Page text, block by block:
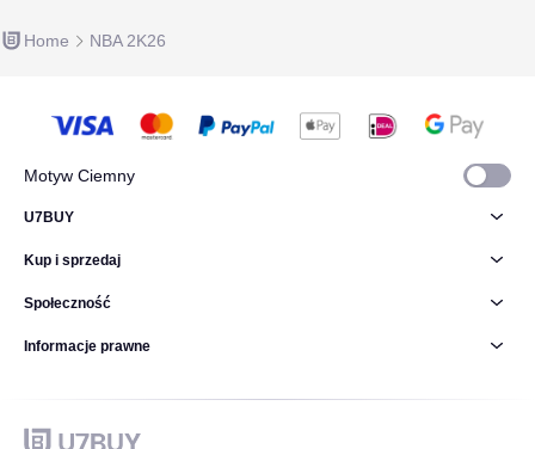
Home NBA 2K26
Motyw Ciemny
U7BUY
Kup i sprzedaj
Społeczność
Informacje prawne